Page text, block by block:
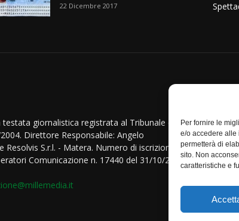
Per fornire le
e/o accedere alle
permetterà di
sito. Non
caratteristiche e
22 Dicembre 2017
giornalistica registrata al Tribunale di
Direttore Responsabile: Angelo
Resolvis S.r.l. - Matera. Numero di iscrizione al
Comunicazione n. 17440 del 31/10/2007